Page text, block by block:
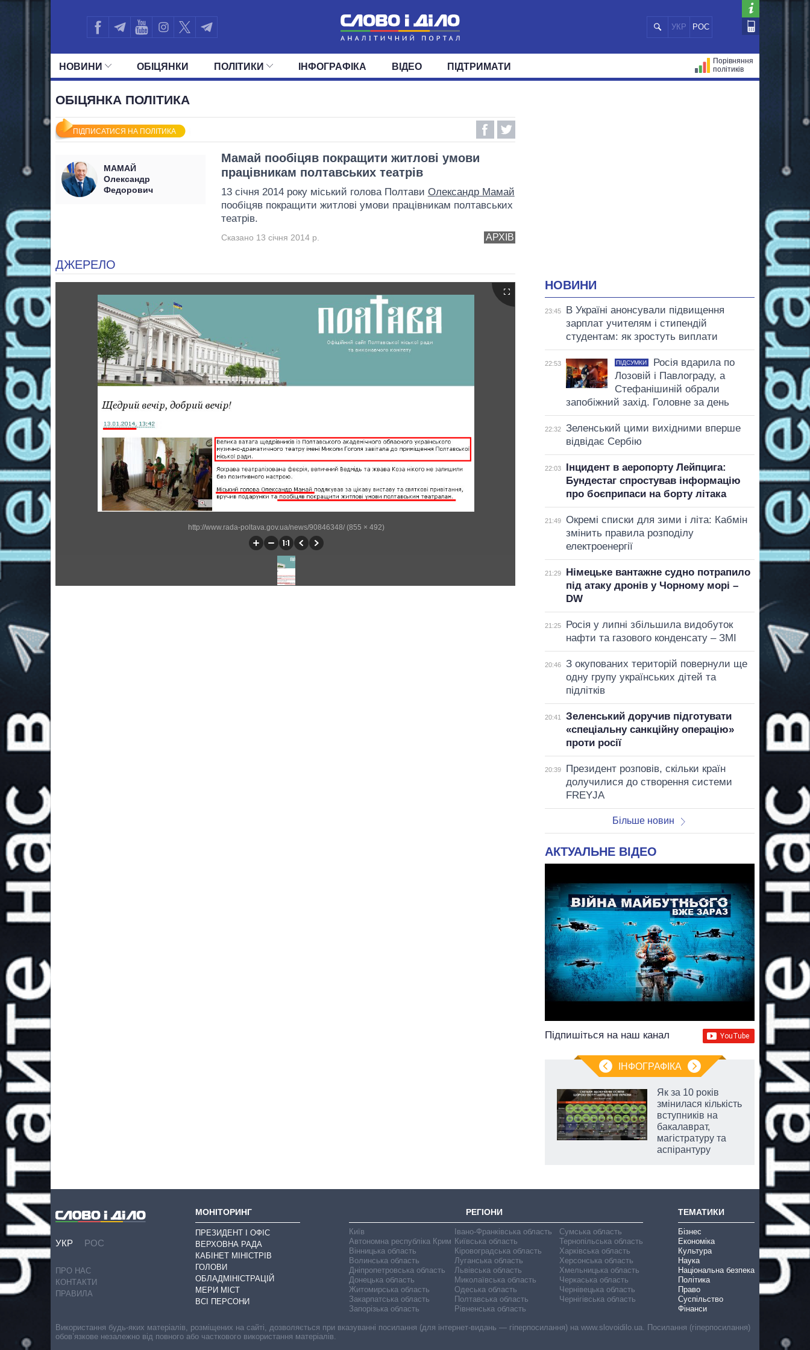
УКР РОС
НОВИНИ
СВІТ
ОБIЦЯНКИ ПОЛIТИКИ
ОКРУГИ
ІНФОГРАФІКА ВІДЕО ПІДТРИМАТИ
Порівняння
політиків
ОБІЦЯНКА ПОЛІТИКА
ПІДПИСАТИСЯ НА ПОЛІТИКА
МАМАЙ
Олександр
Федорович
Мамай пообіцяв покращити житлові умови
працівникам полтавських театрів
13 січня 2014 року міський голова Полтави Олександр Мамай
пообіцяв покращити житлові умови працівникам полтавських
театрів.
АРХІВ
Сказано 13 січня 2014 р.
ДЖЕРЕЛО
http://www.rada-poltava.gov.ua/news/90846348/ (855 × 492)
НОВИНИ
23:45
В Україні анонсували підвищення
зарплат учителям і стипендій
студентам: як зростуть виплати
22:53 ПІДСУМКИ
Росія вдарила по
Лозовій і Павлограду, а
Стефанішиній обрали
запобіжний захід. Головне за день
22:32
Зеленський цими вихідними вперше
відвідає Сербію
22:03
Інцидент в аеропорту Лейпцига:
Бундестаг спростував інформацію
про боєприпаси на борту літака
21:49
Окремі списки для зими і літа: Кабмін
змінить правила розподілу
електроенергії
21:29
Німецьке вантажне судно потрапило
під атаку дронів у Чорному морі –
DW
21:25
Росія у липні збільшила видобуток
нафти та газового конденсату – ЗМІ
20:46
З окупованих територій повернули ще
одну групу українських дітей та
підлітків
20:41
Зеленський доручив підготувати
«спеціальну санкційну операцію»
проти росії
20:39
Президент розповів, скільки країн
долучилися до створення системи
FREYJA
Більше новин
АКТУАЛЬНЕ ВІДЕО
Підпишіться на наш канал
ІНФОГРАФІКА
Як за 10 років
змінилася кількість
вступників на
бакалаврат,
магістратуру та
аспірантуру
УКР РОС
ПРО НАС
КОНТАКТИ
ПРАВИЛА
МОНІТОРИНГ
ПРЕЗИДЕНТ І ОФІС
ВЕРХОВНА РАДА
КАБІНЕТ МІНІСТРІВ
ГОЛОВИ
ОБЛАДМІНІСТРАЦІЙ
МЕРИ МІСТ
ВСІ ПЕРСОНИ
РЕГІОНИ
Київ
Автономна республіка Крим
Вінницька область
Волинська область
Дніпропетровська область
Донецька область
Житомирська область
Закарпатська область
Запорізька область
Івано-Франківська область
Київська область
Кіровоградська область
Луганська область
Львівська область
Миколаївська область
Одеська область
Полтавська область
Рівненська область
Сумська область
Тернопільська область
Харківська область
Херсонська область
Хмельницька область
Черкаська область
Чернівецька область
Чернігівська область
ТЕМАТИКИ
Бізнес
Економіка
Культура
Наука
Національна безпека
Політика
Право
Суспільство
Фінанси
Використання будь-яких матеріалів, розміщених на сайті, дозволяється при вказуванні посилання (для інтернет-видань — гіперпосилання) на www.slovoidilo.ua. Посилання (гіперпосилання)
обов’язкове незалежно від повного або часткового використання матеріалів.